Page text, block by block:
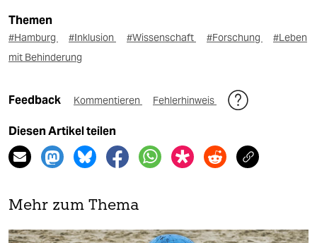
Themen
#Hamburg #Inklusion #Wissenschaft #Forschung
#Leben
mit Behinderung
Feedback Kommentieren Fehlerhinweis
Diesen Artikel teilen
Mehr zum Thema